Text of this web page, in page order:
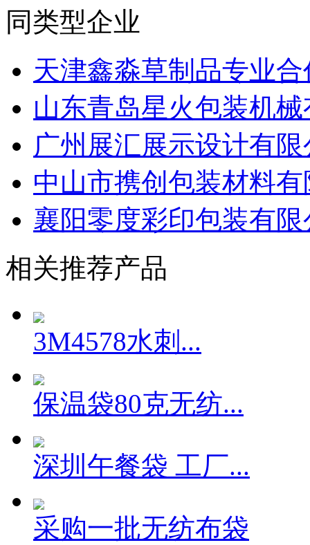
同类型企业
天津鑫淼草制品专业
山东青岛星火包装机
广州展汇展示设计有
中山市携创包装材料
襄阳零度彩印包装有限
相关推荐产品
3M4578水刺...
保温袋80克无纺...
深圳午餐袋 工厂...
采购一批无纺布袋